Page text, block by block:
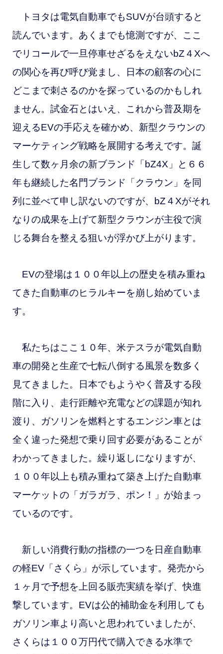
トヨタは電気自動車でもSUVが台頭すると
読んでいます。あくまでも憶測ですが、ここ
でリコールで一旦停車せざるをえないbZ４Xへ
の関心を再び呼び覚まし、日本の顧客の心に
どこまで刺さるのかを探っているのかもしれ
ません。試金石とはいえ、これから普及期を
迎えるEVの手応えを確かめ、新型クラウンの
マーケティング戦略を展開する考えです。誕
生して数ヶ月余の新ブランド「bZ4X」と６６
年も継続した名門ブランド「クラウン」を同
列に並べて申し訳ないのですが、bZ４Xがそれ
なりの成果を上げて新型クラウンが主役で演
じる舞台を整える狙いが浮かび上がります。
EVの登場は１００年以上の歴史を積み重ね
てきた自動車のヒラルキーを崩し始めていま
す。
私たちはここ１０年、米テスラが電気自動
車の開発と生産で七転八倒する風景を数多く
見てきました。日本でもようやく普及する段
階に入り、走行距離や充電などの課題が知れ
渡り、ガソリンを燃料とするエンジン車とは
全く違った発想で乗り回す必要があることが
わかってきました。繰り返しになりますが、
１００年以上も積み重ねて築き上げた自動車
マーケットの「ガラガラ、ポン！」が始まっ
ているのです。
新しい消費行動の指標の一つを日産自動車
の軽EV「さくら」が示しています。発売から
１ヶ月で予想を上回る販売実績を挙げ、快進
撃しています。EVは公的補助金を利用しても
ガソリン車より高いと思われていましたが、
さくらは１００万円代で購入できる水準で